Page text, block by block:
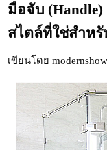
มือจับ
สไตล์ที่ใช่สำห
เขียนโดย